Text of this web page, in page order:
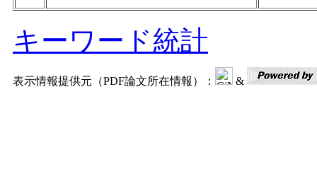
キーワード統計
表示情報提供元（PDF論文所在情報）： &